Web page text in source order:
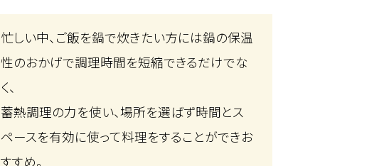
忙しい中、ご飯を鍋で炊きたい方には鍋の保温
性のおかげで調理時間を短縮できるだけでな
く、
蓄熱調理の力を使い、場所を選ばず時間とス
ペースを有効に使って料理をすることができお
すすめ。